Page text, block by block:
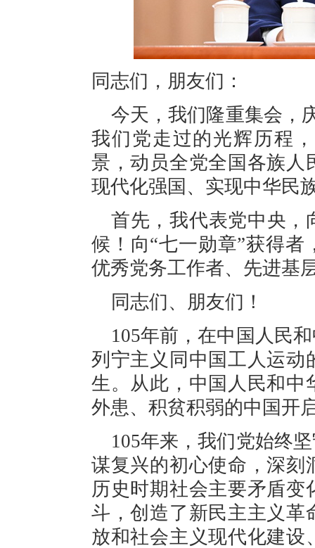
同志们，朋友们：
今天，我们隆重集会，
我们党走过的光辉历程
景，动员全党全国各族人
现代化强国、实现中华民
首先，我代表党中央，
候！向“七一勋章”获得
优秀党务工作者、先进基
同志们、朋友们！
105年前，在中国人民
列宁主义同中国工人运动
生。从此，中国人民和中
外患、积贫积弱的中国开
105年来，我们党始终
谋复兴的初心使命，深刻
历史时期社会主要矛盾
斗，创造了新民主主义革
放和社会主义现代化建设